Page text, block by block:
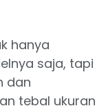
hanya
saja, tapi
dan
tebal ukuran